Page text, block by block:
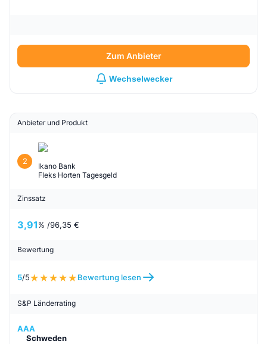
Zum Anbieter
Wechselwecker
Anbieter und Produkt
2
Ikano Bank
Fleks Horten Tagesgeld
Zinssatz
3,91% /96,35 €
Bewertung
5/5 Bewertung lesen
S&P Länderrating
AAA
Schweden